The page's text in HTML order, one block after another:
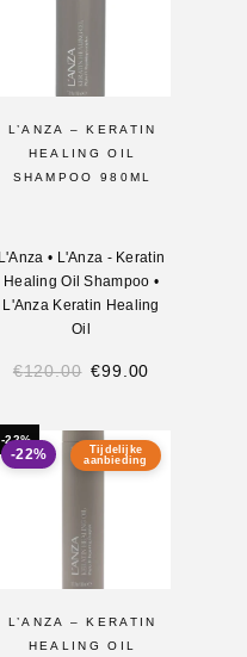
L’ANZA – KERATIN
HEALING OIL
SHAMPOO 980ML
L'Anza •
L'Anza - Keratin
Healing Oil Shampoo •
L'Anza Keratin Healing
Oil
€120.00 €99.00
-22%
Tijdelijke
aanbieding
-22%
L’ANZA – KERATIN
HEALING OIL